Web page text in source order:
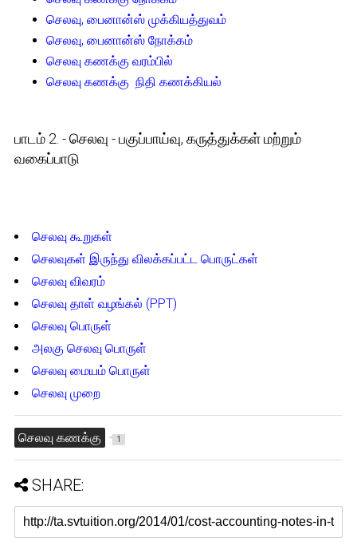
செலவு, பைனான்ஸ் முக்கியத்துவம்
செலவு, பைனான்ஸ் நோக்கம்
செலவு கணக்கு வரம்பில்
செலவு கணக்கு நிதி கணக்கியல்
பாடம் 2. - செலவு - பகுப்பாய்வு, கருத்துக்கள் மற்றும்
வகைப்பாடு
செலவு கூறுகள்
செலவுகள் இருந்து விலக்கப்பட்ட பொருட்கள்
செலவு விவரம்
செலவு தாள் வழங்கல் (PPT)
செலவு பொருள்
அலகு செலவு பொருள்
செலவு மையம் பொருள்
செலவு முறை
செலவு கணக்கு 1
SHARE: